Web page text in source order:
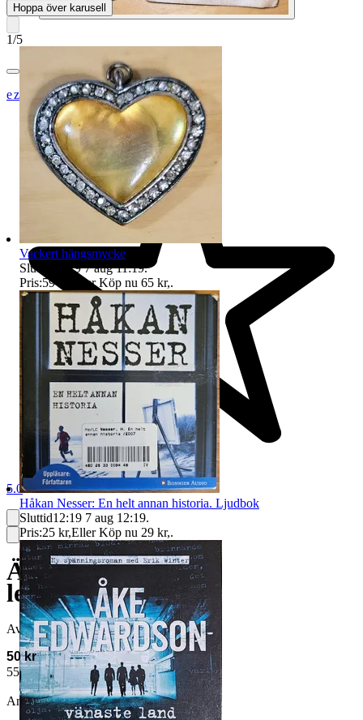
1/5
ezzz_ezzz
5.0
Äldre, söt figur av
lera/keramik
Avslutad 27 jul 07:59
50 kr
55 kr med köparskydd. Läs mer
Annonsen är avslutad. Såld med Köp nu.
Hoppa över karusell
Vackert hängsmycke
Sluttid
11:19 7 aug 11:19.
Pris:59 kr Eller Köp nu 65 kr,.
Håkan Nesser: En helt annan historia. Ljudbok
Sluttid12:19 7 aug 12:19.
Pris:25 kr,Eller Köp nu 29 kr,.